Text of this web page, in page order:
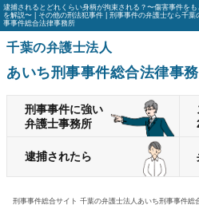
逮捕されるとどれくらい身柄が拘束される？〜傷害事件を
を解説〜 | その他の刑法犯事件 | 刑事事件の弁護士なら千葉
事事件総合法律事務所
千葉の弁護士法人
あいち刑事事件総合法律事
刑事事件に強い
弁護士事務所
逮捕されたら
刑事事件総合サイト 千葉の弁護士法人あいち刑事事件総